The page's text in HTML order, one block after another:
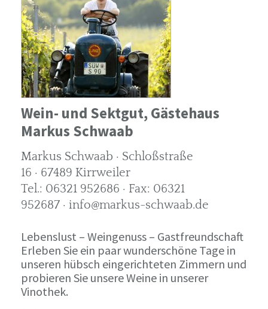
Wein- und Sektgut, Gästehaus
Markus Schwaab
Markus Schwaab · Schloßstraße
16 · 67489 Kirrweiler
Tel.: 06321 952686 · Fax: 06321
952687 · info@markus-schwaab.de
Lebenslust – Weingenuss – Gastfreundschaft
Erleben Sie ein paar wunderschöne Tage in
unseren hübsch eingerichteten Zimmern und
probieren Sie unsere Weine in unserer
Vinothek.